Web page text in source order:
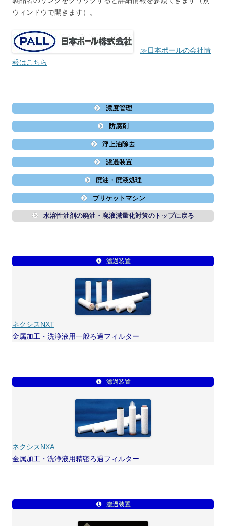
ウィンドウで開きます）。
≫日本ポールの会社情
報はこちら
濃度管理
防腐剤
浮上油除去
濾過装置
廃油・廃液処理
ブリケットマシン
水溶性油剤の廃油・廃液減量化対策のトップに戻る
濾過装置
ネクシスNXT
金属加工・洗浄液用一般ろ過フィルター
濾過装置
ネクシスNXA
金属加工・洗浄液用精密ろ過フィルター
濾過装置